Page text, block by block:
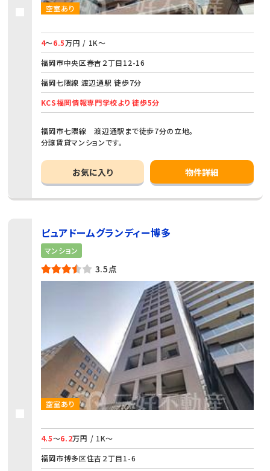
空室あり
4～6.5万円 / 1K～
福岡市中央区春吉２丁目12-16
福岡七隈線 渡辺通駅 徒歩7分
KCS福岡情報専門学校より 徒歩5分
福岡市七隈線 渡辺通駅まで徒歩7分の立地。
分譲賃貸マンションです。
お気に入り 物件詳細
ピュアドームグランディー博多
マンション
3.5点
空室あり
4.5～6.2万円 / 1K～
福岡市博多区住吉２丁目1-6